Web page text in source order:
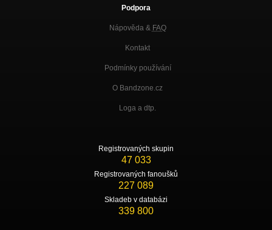
Podpora
Nápověda & FAQ
Kontakt
Podmínky používání
O Bandzone.cz
Loga a dtp.
Registrovaných skupin
47 033
Registrovaných fanoušků
227 089
Skladeb v databázi
339 800